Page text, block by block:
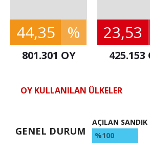
44,35 %
801.301 OY
23,53
425.153
OY KULLANILAN ÜLKELER
GENEL DURUM
AÇILAN SANDIK
%100